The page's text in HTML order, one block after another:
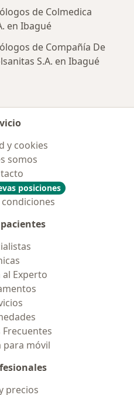
de Colmedica
en Ibagué
de Compañía De
S.A. en Ibagué
y cookies
somos
posiciones
Experto
para móvil
precios